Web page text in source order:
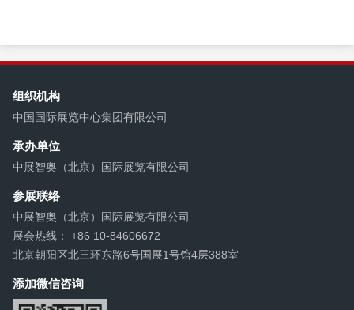
组织机构
中国国际展览中心集团有限公司
承办单位
中展智奥（北京）国际展览有限公司
参展联络
中展智奥（北京）国际展览有限公司
展会热线： +86 10-84606672
北京朝阳区北三环东路6号国展1号馆4层388室
添加微信咨询